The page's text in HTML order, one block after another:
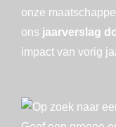
onze
ons jaarverslag
impact van vorig